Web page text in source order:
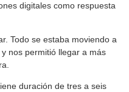
digitales como respuesta
Todo se estaba moviendo a
nos permitió llegar a más
duración de tres a seis